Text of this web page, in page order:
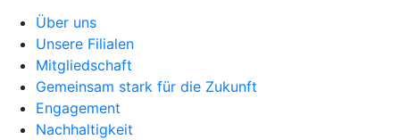
Über uns
Unsere Filialen
Mitgliedschaft
Gemeinsam stark für die Zukunft
Engagement
Nachhaltigkeit